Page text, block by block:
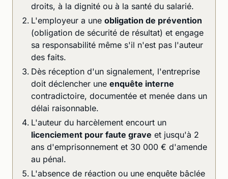
droits, à la dignité ou à la santé du salarié.
L'employeur a une obligation de prévention
(obligation de sécurité de résultat) et engage
sa responsabilité même s'il n'est pas l'auteur
des faits.
Dès réception d'un signalement, l'entreprise
doit déclencher une enquête interne
contradictoire, documentée et menée dans un
délai raisonnable.
L'auteur du harcèlement encourt un
licenciement pour faute grave et jusqu'à 2
ans d'emprisonnement et 30 000 € d'amende
au pénal.
L'absence de réaction ou une enquête bâclée